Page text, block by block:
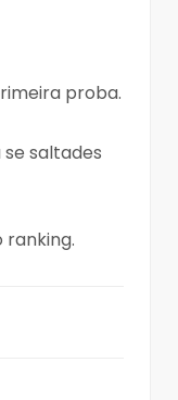
proba.
saltades